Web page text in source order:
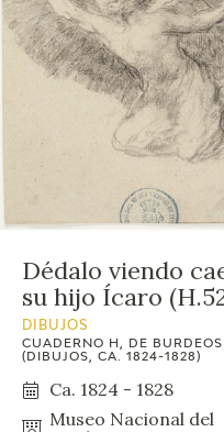
Dédalo viendo
su hijo Ícaro
DIBUJOS
CUADERNO H, DE BURDEOS
(DIBUJOS, CA. 1824-1828)
Ca. 1824 - 1828
Museo Nacional del